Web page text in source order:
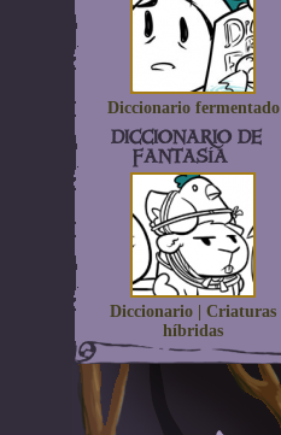
Diccionario fermentado
DICCIONARIO DE
FANTASÍA
Diccionario | Criaturas
híbridas